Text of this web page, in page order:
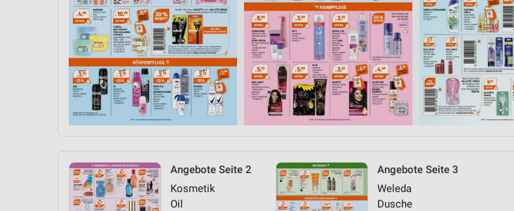
Angebote Seite 2
Kosmetik
Oil
Angebote Seite 3
Weleda
Dusche
Messung der Performance von Inhalten
Analyse von Zielgruppen durch Statistiken oder Kombinationen von Daten aus verschiedenen
Entwicklung und Verbesserung der Angebote
Verwendung reduzierter Daten zur Auswahl von Inhalten
Verwendung genauer Standortdaten
Geräte anhand von aktiv angeforderten Informationen identifizieren